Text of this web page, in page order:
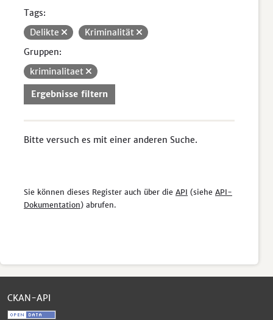
Tags:
Delikte
Kriminalität
Gruppen:
kriminalitaet
Ergebnisse filtern
Bitte versuch es mit einer anderen Suche.
Sie können dieses Register auch über die API (siehe API-
Dokumentation) abrufen.
CKAN-API